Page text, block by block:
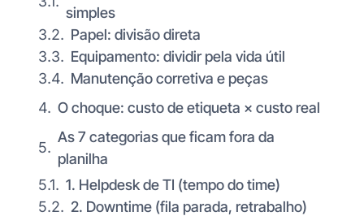
simples
Papel: divisão direta
Equipamento: dividir pela vida útil
Manutenção corretiva e peças
O choque: custo de etiqueta × custo real
As 7 categorias que ficam fora da
planilha
1. Helpdesk de TI (tempo do time)
2. Downtime (fila parada, retrabalho)